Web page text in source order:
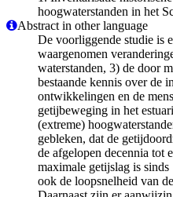
hoogwaterstanden in het
Abstract in other language
De voorliggende studie is
waargenomen
waterstanden, 3) de door
bestaande kennis over de
ontwikkelingen en de
getijbeweging in het
(extreme)
gebleken, dat de
de afgelopen decennia tot
maximale getijslag is
ook de loopsnelheid van